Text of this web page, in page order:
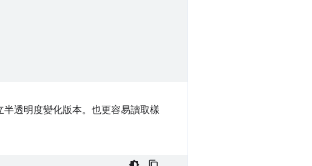
透明度變化版本。也更容易讀取樣